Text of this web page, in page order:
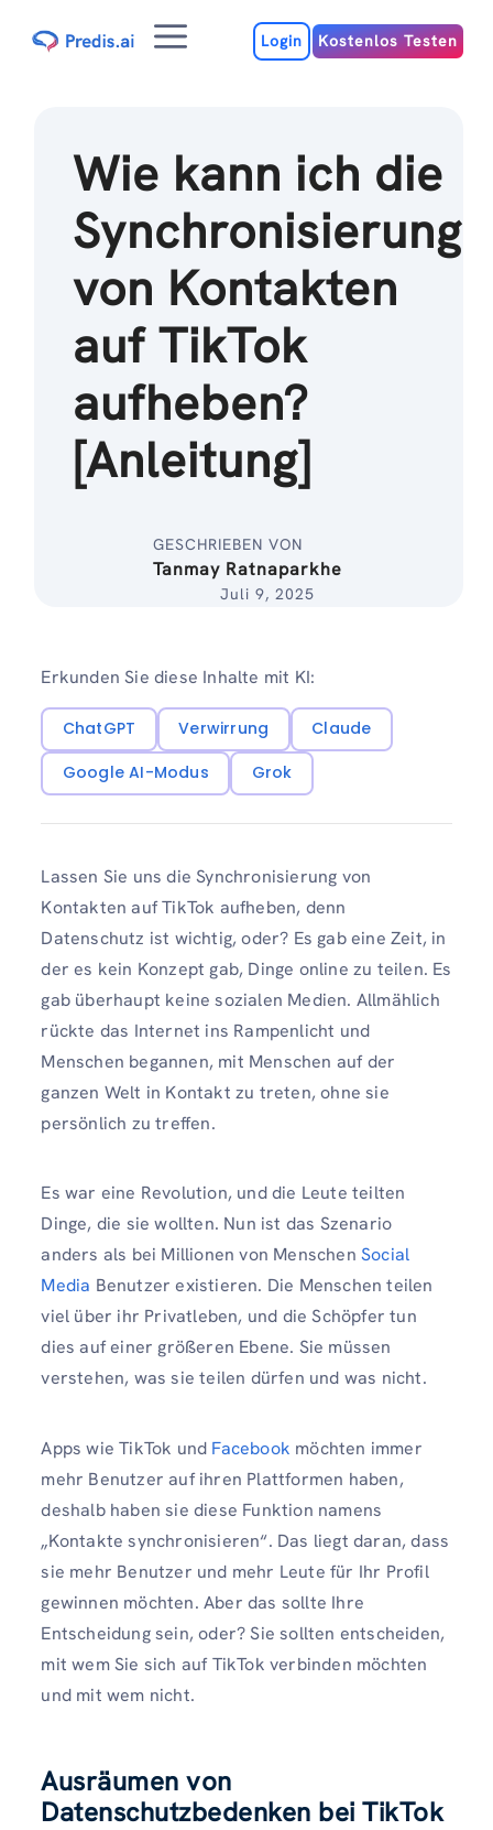
Inhalt
MenuLogin Kostenlos Testen
Wie kann ich die
Synchronisierung
von Kontakten
auf TikTok
aufheben?
[Anleitung]
GESCHRIEBEN VON
Tanmay Ratnaparkhe
Juli 9, 2025
Erkunden Sie diese Inhalte mit KI:
ChatGPT Verwirrung
Claude
Google AI-Modus
Grok
Lassen Sie uns die Synchronisierung von
Kontakten auf TikTok aufheben, denn
Datenschutz ist wichtig, oder? Es gab eine Zeit, in
der es kein Konzept gab, Dinge online zu teilen. Es
gab überhaupt keine sozialen Medien. Allmählich
rückte das Internet ins Rampenlicht und
Menschen begannen, mit Menschen auf der
ganzen Welt in Kontakt zu treten, ohne sie
persönlich zu treffen.
Es war eine Revolution, und die Leute teilten
Dinge, die sie wollten. Nun ist das Szenario
anders als bei Millionen von Menschen Social
Media Benutzer existieren. Die Menschen teilen
viel über ihr Privatleben, und die Schöpfer tun
dies auf einer größeren Ebene. Sie müssen
verstehen, was sie teilen dürfen und was nicht.
Apps wie TikTok und Facebook möchten immer
mehr Benutzer auf ihren Plattformen haben,
deshalb haben sie diese Funktion namens
„Kontakte synchronisieren“. Das liegt daran, dass
sie mehr Benutzer und mehr Leute für Ihr Profil
gewinnen möchten. Aber das sollte Ihre
Entscheidung sein, oder? Sie sollten entscheiden,
mit wem Sie sich auf TikTok verbinden möchten
und mit wem nicht.
Ausräumen von
Datenschutzbedenken bei TikTok